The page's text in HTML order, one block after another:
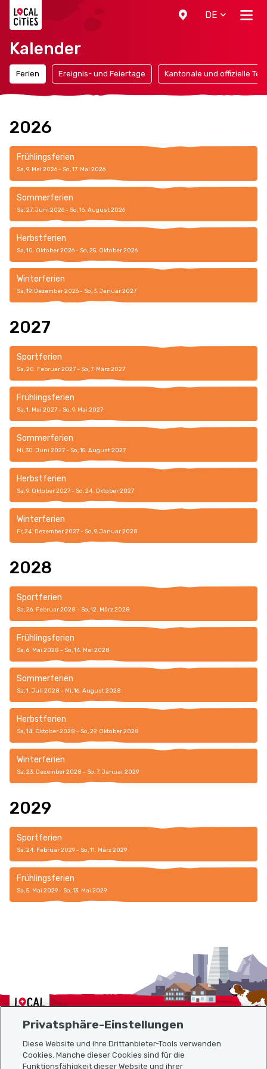
DE
Kalender
Ferien Ereignis- und Feiertage Kantonale und offizielle
2026
Frühlingsferien
Sa, 9. Mai 2026 - So, 17. Mai 2026
Sommerferien
Sa, 27. Juni 2026 - So, 16. August 2026
Herbstferien
Sa, 10. Oktober 2026 - So, 25. Oktober 2026
Winterferien
Sa, 19. Dezember 2026 - So, 3. Januar 2027
2027
Sportferien
Sa, 20. Februar 2027 - So, 7. März 2027
Frühlingsferien
Sa, 1. Mai 2027 - So, 9. Mai 2027
Sommerferien
Mi, 30. Juni 2027 - So, 15. August 2027
Herbstferien
Sa, 9. Oktober 2027 - So, 24. Oktober 2027
Winterferien
Fr, 24. Dezember 2027 - So, 9. Januar 2028
2028
Sportferien
Sa, 26. Februar 2028 - So, 12. März 2028
Frühlingsferien
Sa, 6. Mai 2028 - So, 14. Mai 2028
Sommerferien
Sa, 1. Juli 2028 - Mi, 16. August 2028
Herbstferien
Sa, 14. Oktober 2028 - So, 29. Oktober 2028
Winterferien
Sa, 23. Dezember 2028 - So, 7. Januar 2029
2029
Sportferien
Sa, 24. Februar 2029 - So, 11. März 2029
Frühlingsferien
Sa, 5. Mai 2029 - So, 13. Mai 2029
Localcities
Privatsphäre-Einstellungen
Diese Website und ihre Drittanbieter-Tools verwenden
Cookies. Manche dieser Cookies sind für die
Funktionsfähigkeit dieser Website und ihrer